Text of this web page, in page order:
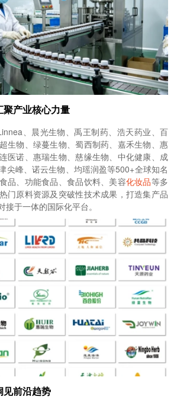
聚产业核心力量
、晨光生物、禹王制药、浩天药业、百
生物、绿蔓生物、蜀西制药、嘉禾生物、惠
医诺、惠瑞生物、慈缘生物、中化健康、成
尖峰、诺云生物、均瑶润盈等500+全球知名
品、功能食品、食品饮料、美容化妆品等多
门原料资源及突破性技术成果，打造集产品
于一体的国际化平台。
见前沿趋势